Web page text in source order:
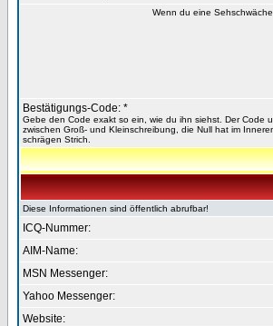
Wenn du eine
Bestätigungs-Code: *
Gebe den Code exakt so ein, wie du ihn siehst. Der Code
zwischen Groß- und Kleinschreibung, die Null hat im
schrägen Strich.
Diese Informationen sind öffentlich abrufbar!
ICQ-Nummer:
AIM-Name:
MSN Messenger:
Yahoo Messenger:
Website: